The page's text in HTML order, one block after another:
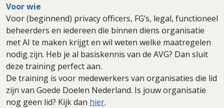
Voor wie
Voor (beginnend) privacy officers, FG’s, legal, functioneel
beheerders en iedereen die binnen diens organisatie
met AI te maken krijgt en wil weten welke maatregelen
nodig zijn. Heb je al basiskennis van de AVG? Dan sluit
deze training perfect aan.
De training is voor medewerkers van organisaties die lid
zijn van Goede Doelen Nederland. Is jouw organisatie
nog geen lid? Kijk dan hier.